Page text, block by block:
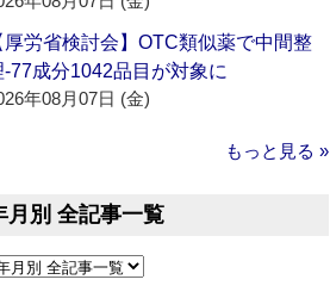
厚労省検討会】OTC類似薬で中間整
‐77成分1042品目が対象に
年08月07日 (金)
もっと見る »
月別 全記事一覧